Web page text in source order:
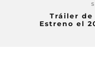
Tráiler de
Estreno el